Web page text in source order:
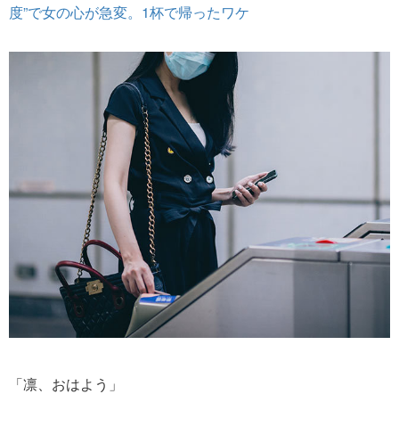
度”で女の心が急変。1杯で帰ったワケ
「凛、おはよう」